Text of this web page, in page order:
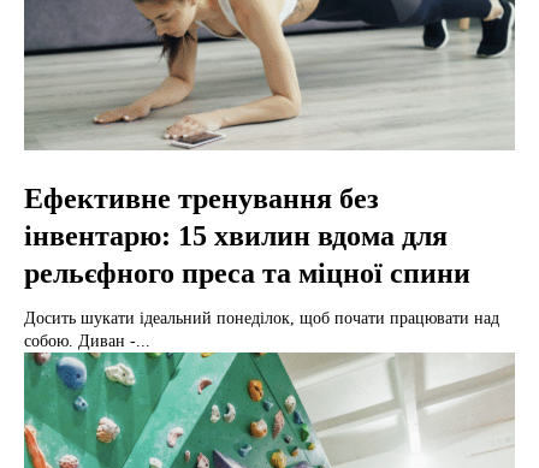
Ефективне тренування без
інвентарю: 15 хвилин вдома для
рельєфного преса та міцної спини
Досить шукати ідеальний понеділок, щоб почати працювати над
собою. Диван -...